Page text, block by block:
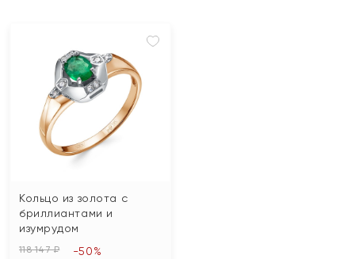
Кольцо из золота с
бриллиантами и
изумрудом
118 147 ₽ -50%